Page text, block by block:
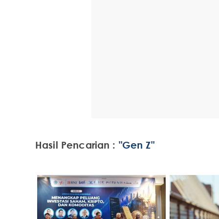
Hasil Pencarian : "Gen Z"